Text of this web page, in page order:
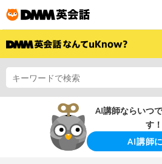
AI講師ならいつ
す！
AI講師